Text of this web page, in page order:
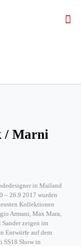
/ Marni
in Mailand
– 26.9 2017 wurden
Kollektionen
Armani, Max Mara,
Sander zeigen im
Entwürfe auf dem
SS18 Show in